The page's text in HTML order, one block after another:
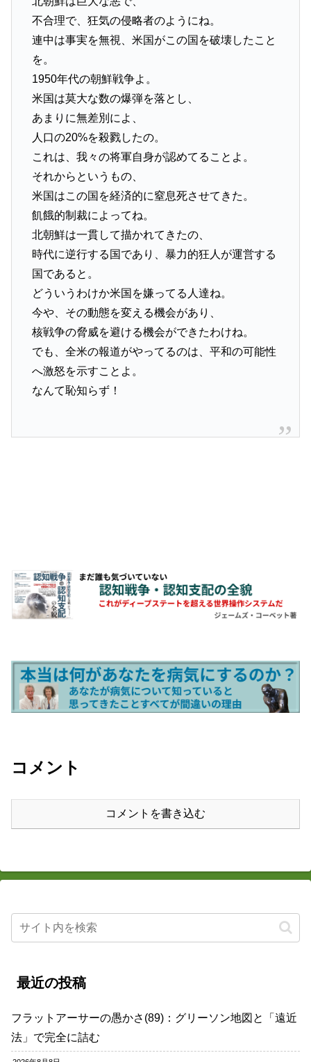
不合理で、狂気の侵略者のようにね。
連中は事実を無視、米国がこの国を破壊したこと
を。
1950年代の朝鮮戦争よ。
米国は莫大な数の爆弾を落とし、
あまりに無差別によ、
人口の20%を殺戮したの。
これは、我々の将軍自身が認めてることよ。
それからというもの、
米国はこの国を経済的に窒息死させてきた。
飢餓的制裁によってね。
北朝鮮は一貫して描かれてきたの、
時代に逆行する国であり、暴力的狂人が運営する
国であると。
どういうわけか米国を嫌ってる人達ね。
今や、その動態を変える機会があり、
核戦争の脅威を避ける機会ができたわけね。
でも、全米の報道がやってるのは、平和の可能性
へ激怒を示すことよ。
なんて恥知らず！
コメント
コメントを書き込む
最近の投稿
フラットアーサーの愚かさ(89)：グリーソン地図と「遠近
法」で完全に詰む